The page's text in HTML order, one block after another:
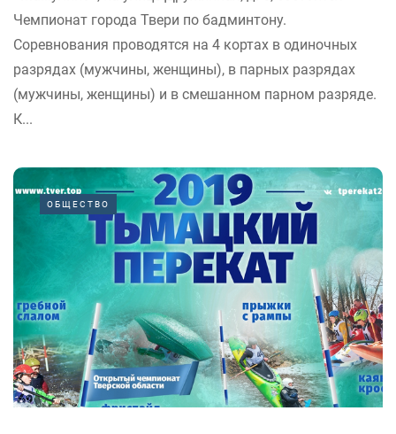
Чемпионат города Твери по бадминтону.
Соревнования проводятся на 4 кортах в одиночных
разрядах (мужчины, женщины), в парных разрядах
(мужчины, женщины) и в смешанном парном разряде.
К...
ОБЩЕСТВО